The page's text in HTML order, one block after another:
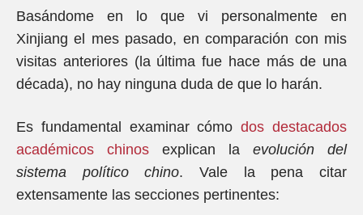
Basándome en lo que vi personalmente en
Xinjiang el mes pasado, en comparación con mis
visitas anteriores (la última fue hace más de una
década), no hay ninguna duda de que lo harán.
Es fundamental examinar cómodos destacados
académicos chinos explican la evolución del
sistema político chino. Vale la pena citar
extensamente las secciones pertinentes: